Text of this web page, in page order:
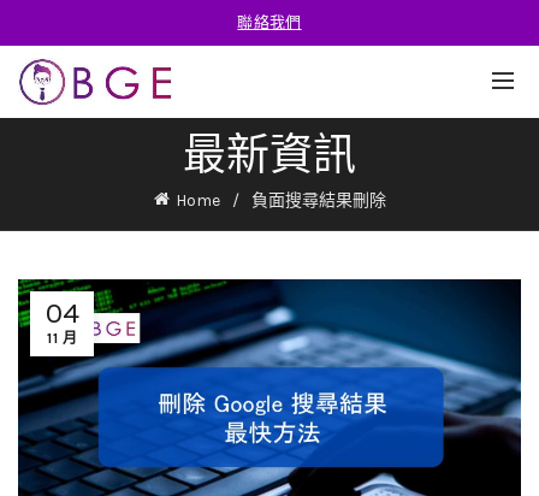
聯絡我們
最新資訊
Home 負面搜尋結果刪除
04
11 月